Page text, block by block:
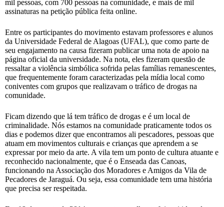
mil pessoas, com 700 pessoas na comunidade, e mais de mil
assinaturas na petição pública feita online.
Entre os participantes do movimento estavam professores e alunos
da Universidade Federal de Alagoas (UFAL), que como parte de
seu engajamento na causa fizeram publicar uma nota de apoio na
página oficial da universidade. Na nota, eles fizeram questão de
ressaltar a violência simbólica sofrida pelas famílias remanescentes,
que frequentemente foram caracterizadas pela mídia local como
coniventes com grupos que realizavam o tráfico de drogas na
comunidade.
Ficam dizendo que lá tem tráfico de drogas e é um local de
criminalidade. Nós estamos na comunidade praticamente todos os
dias e podemos dizer que encontramos ali pescadores, pessoas que
atuam em movimentos culturais e crianças que aprendem a se
expressar por meio da arte. A vila tem um ponto de cultura atuante e
reconhecido nacionalmente, que é o Enseada das Canoas,
funcionando na Associação dos Moradores e Amigos da Vila de
Pecadores de Jaraguá. Ou seja, essa comunidade tem uma história
que precisa ser respeitada.